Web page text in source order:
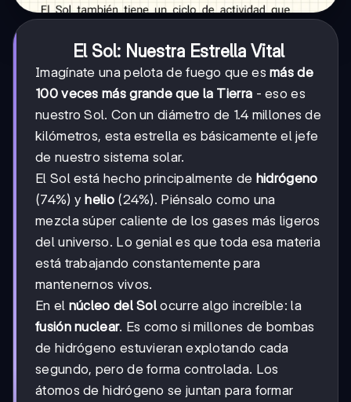
El Sol: Nuestra Estrella Vital
Imagínate una pelota de fuego que esmás de
100 veces más grande que la Tierra - eso es
nuestro Sol. Con un diámetro de 1.4 millones de
kilómetros, esta estrella es básicamente el jefe
de nuestro sistema solar.
El Sol está hecho principalmente de hidrógeno
(74%) y helio(24%). Piénsalo como una
mezcla súper caliente de los gases más ligeros
del universo. Lo genial es que toda esa materia
está trabajando constantemente para
mantenernos vivos.
En el núcleo del Sol ocurre algo increíble: la
fusión nuclear. Es como si millones de bombas
de hidrógeno estuvieran explotando cada
segundo, pero de forma controlada. Los
átomos de hidrógeno se juntan para formar